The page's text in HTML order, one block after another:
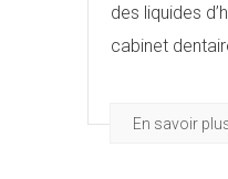
des liquides
cabinet
En savoir